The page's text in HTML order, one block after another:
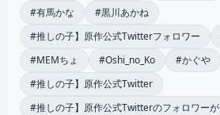
#有馬かな
#黒川あかね
#推しの子】原作公式Twitterフォロワー
#MEMちょ
#Oshi_no_Ko
#かぐや
#推しの子】原作公式Twitter
#推しの子】原作公式Twitterのフォロワーが